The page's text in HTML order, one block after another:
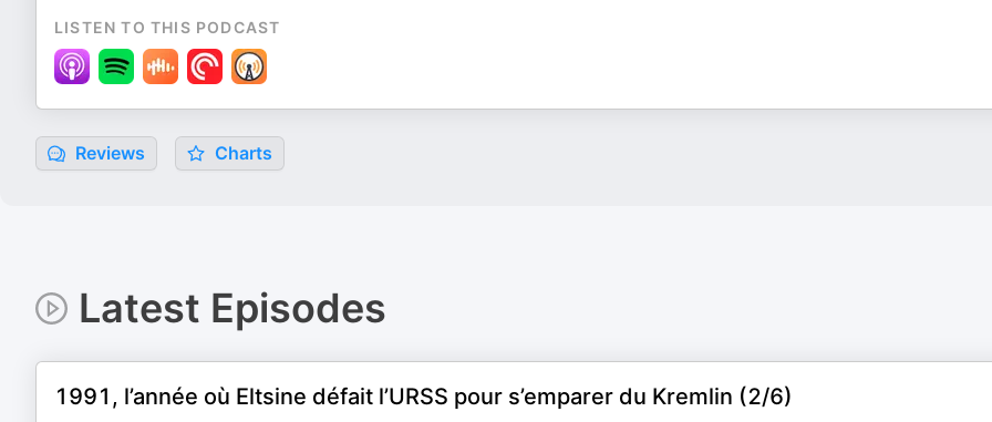
LISTEN TO THIS PODCAST
Reviews Charts
Latest Episodes
1991, l’année où Eltsine défait l’URSS pour s’emparer du Kremlin (2/6)